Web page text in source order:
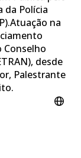
da Polícia
na
Conselho
desde
Palestrante